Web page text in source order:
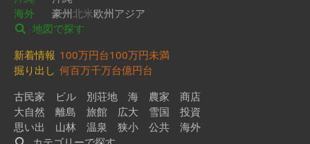
海外
豪州北米欧州アジア
地図で探す
新着情報 100万円台100万円未満
掘り出し 何百万千万台億円台
古民家
ビル 別荘地 海 農家
商店
大自然
離島 旅館 広大 雪国
投資
思い出
山林 温泉 狭小 公共
海外